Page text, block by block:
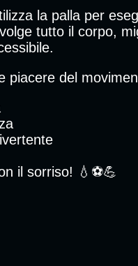
la palla per
tutto il corpo,
piacere del
il sorriso! 💧⚽💪